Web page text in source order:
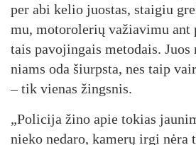
per abi ke­lio juos­tas, stai­giu
mu, mo­to­ro­le­rių va­žia­vi­mu
tais pa­vo­jin­gais me­to­dais.
niams oda šiurps­ta, nes taip
– tik vie­nas žings­nis.
„Po­li­ci­ja ži­no apie to­kias
nie­ko ne­da­ro, ka­me­rų ir­gi